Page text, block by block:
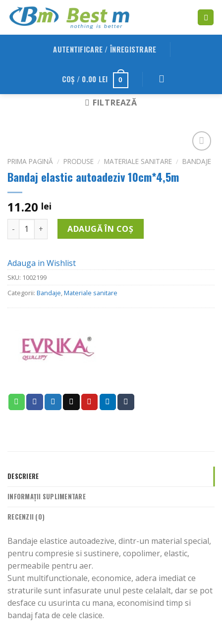
AUTENTIFICARE / ÎNREGISTRARE
COȘ / 0.00 LEI 0
FILTREAZĂ
Adauga
PRIMA PAGINĂ / PRODUSE / MATERIALE SANITARE / BANDAJE
Bandaj elastic autoadeziv 10cm*4,5m
11.20 lei
Cantitate Bandaj elastic autoadeziv 10cm*4,5m
ADAUGĂ ÎN COȘ
Adauga in Wishlist
SKU: 1002199
Categorii: Bandaje,Materiale sanitare
DESCRIERE
INFORMAȚII SUPLIMENTARE
RECENZII (0)
Bandaje elastice autoadezive, dintr-un material special,
pentru compresie si sustinere, copolimer, elastic,
permeabile pentru aer.
Sunt multifunctionale, economice, adera imediat ce
straturile sunt infasurate unul peste celalalt, dar se pot
desface cu usurinta cu mana, economisind timp si
bandaj fata de cele clasice.